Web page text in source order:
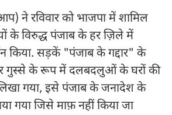
ने रविवार को भाजपा में शामिल
के विरुद्ध पंजाब के हर ज़िले में
किया. सड़कें "पंजाब के गद्दार" के
गुस्से के रूप में दलबदलुओं के घरों की
लिखा गया, इसे पंजाब के जनादेश के
गया जिसे माफ़ नहीं किया जा